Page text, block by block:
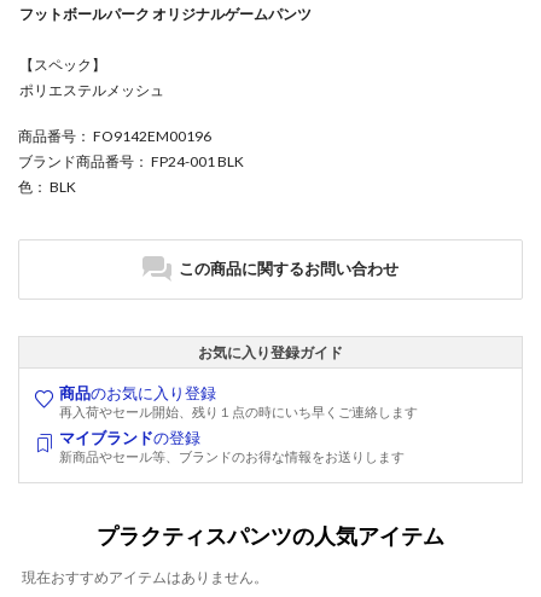
フットボールパーク オリジナルゲームパンツ
【スペック】
ポリエステルメッシュ
商品番号 ： FO9142EM00196
ブランド商品番号 ： FP24-001 BLK
色 ： BLK
この商品に関するお問い合わせ
お気に入り登録ガイド
商品のお気に入り登録
再入荷やセール開始、残り１点の時にいち早くご連絡します
マイブランドの登録
新商品やセール等、ブランドのお得な情報をお送りします
プラクティスパンツの人気アイテム
現在おすすめアイテムはありません。